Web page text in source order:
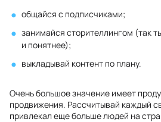
общайся с подписчиками;
занимайся сторителлингом (так
и понятнее);
выкладывай контент по плану.
Очень большое значение имеет
продвижения. Рассчитывай каждый
привлекал еще больше людей на